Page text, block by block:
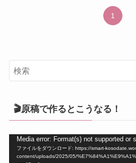
1
🎬原稿で作るとこうなる！
Media error: Format(s) not supported or
ファイルをダウンロード: https://smart-
content/uploads/2025/05/